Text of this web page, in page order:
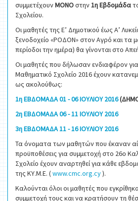
συμμετέχουνΜΟΝΟστην1η Εβδομάδα
Σχολείου.
Οι μαθητές της Ε’ Δημοτικού έως Α’
ξενοδοχείο «ΡΟΔΟΝ» στον Αγρό και τα
περίοδοι την ημέρα) θα γίνονται στο
Οι μαθητές που δήλωσαν ενδιαφέρον
Μαθηματικό Σχολείο 2016 έχουν
ως ακολούθως:
1η ΕΒΔΟΜΑΔΑ 01 - 06 ΙΟΥΛΙΟΥ 2016
2η ΕΒΔΟΜΑΔΑ 06 - 11 ΙΟΥΛΙΟΥ 2016
3η ΕΒΔΟΜΑΔΑ 11 - 16 ΙΟΥΛΙΟΥ 2016
Τα όνοματα των μαθητών που έκαναν
προϋποθέσεις για συμμετοχή στο 26ο
Σχολείο έχουν αναρτηθεί για κάθε
της ΚΥ.Μ.Ε. (www.cmc.org.cy).
Καλούνται όλοι οι μαθητές που
συμμετοχή τους και να κρατήσουν τη